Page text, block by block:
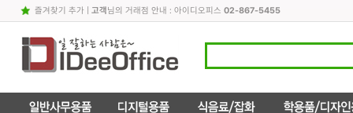
즐겨찾기 추가| 고객님의 거래점 안내 : 아이디오피스 02-867-5455